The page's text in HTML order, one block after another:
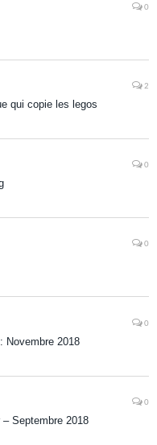
0
2
qui copie les legos
0
0
0
Novembre 2018
0
Septembre 2018